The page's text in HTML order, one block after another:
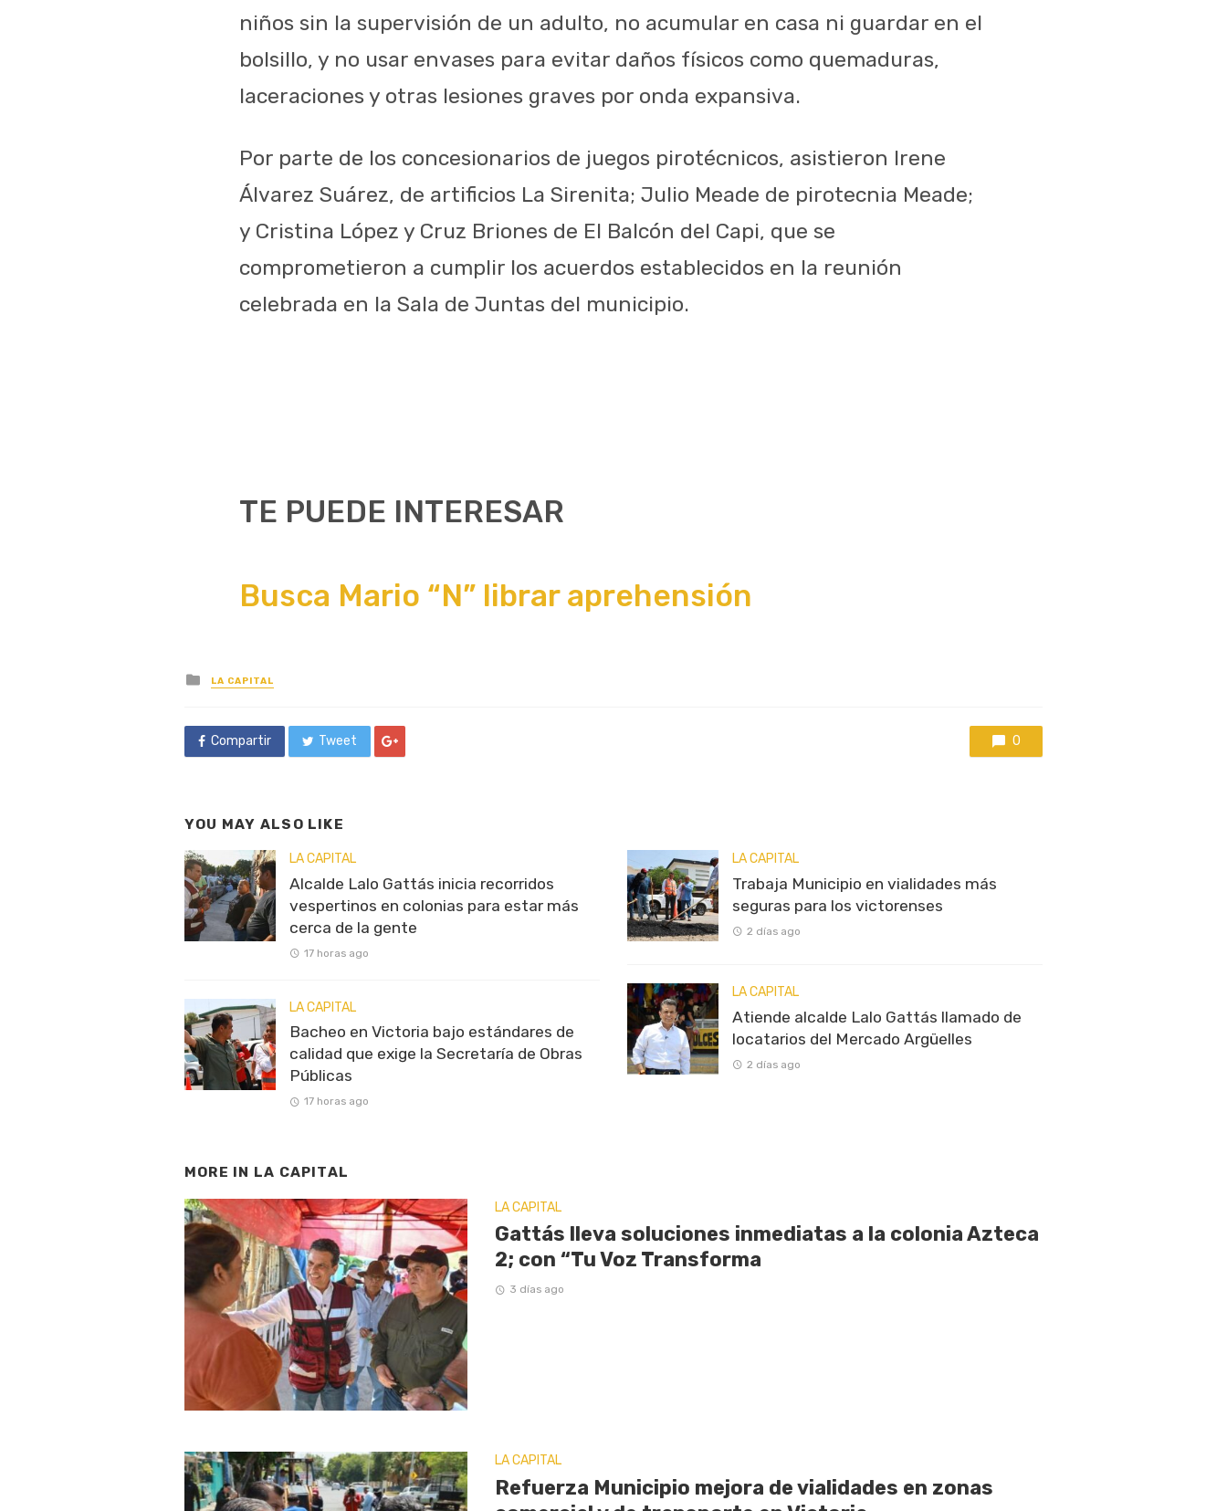
niños sin la supervisión de un adulto, no acumular en casa ni guardar en el
bolsillo, y no usar envases para evitar daños físicos como quemaduras,
laceraciones y otras lesiones graves por onda expansiva.
Por parte de los concesionarios de juegos pirotécnicos, asistieron Irene
Álvarez Suárez, de artificios La Sirenita; Julio Meade de pirotecnia Meade;
y Cristina López y Cruz Briones de El Balcón del Capi, que se
comprometieron a cumplir los acuerdos establecidos en la reunión
celebrada en la Sala de Juntas del municipio.
TE PUEDE INTERESAR
Busca Mario “N” librar aprehensión
Posted
in
LA CAPITAL
Compartir Tweet 0
YOU MAY ALSO LIKE
LA CAPITAL
Alcalde Lalo Gattás inicia recorridos
vespertinos en colonias para estar más
cerca de la gente
17 horas ago
LA CAPITAL
Bacheo en Victoria bajo estándares de
calidad que exige la Secretaría de Obras
Públicas
17 horas ago
LA CAPITAL
Trabaja Municipio en vialidades más
seguras para los victorenses
2 días ago
LA CAPITAL
Atiende alcalde Lalo Gattás llamado de
locatarios del Mercado Argüelles
2 días ago
MORE IN LA CAPITAL
LA CAPITAL
Gattás lleva soluciones inmediatas a la colonia Azteca
2; con “Tu Voz Transforma
3 días ago
LA CAPITAL
Refuerza Municipio mejora de vialidades en zonas